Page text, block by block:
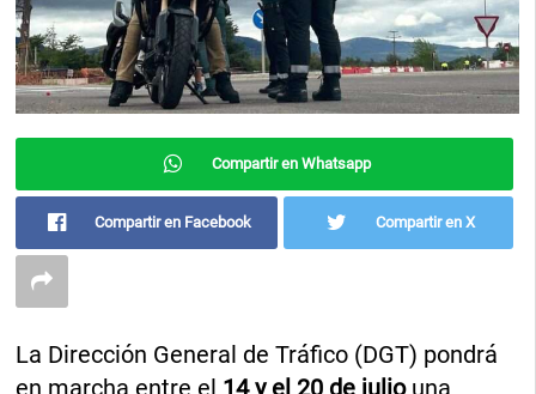
Compartir en Whatsapp
Compartir en Facebook Compartir en X
La Dirección General de Tráfico (DGT) pondrá
en marcha entre el 14 y el 20 de juliouna